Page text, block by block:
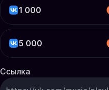
1 000
5 000
Ссылка